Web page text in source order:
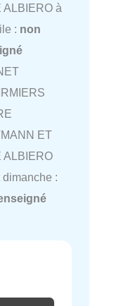
ALBIERO à
: non
ET
ALBIERO
dimanche :